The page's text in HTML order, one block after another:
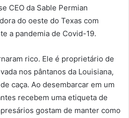
CEO da Sable Permian
do oeste do Texas com
a pandemia de Covid-19.
rico. Ele é proprietário de
nos pântanos da Louisiana,
caça. Ao desembarcar em um
recebem uma etiqueta de
gostam de manter como